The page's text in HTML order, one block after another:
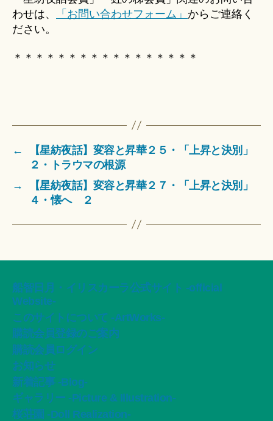
わせは、
「お問い合わせフォーム」 からご連絡く
ださい。
＊＊＊＊＊＊＊＊＊＊＊＊＊＊＊＊＊
←
【星紡夜話】変容と昇華２５・「上昇と決別」
２・トラウマの根源
→
【星紡夜話】変容と昇華２７・「上昇と決別」
４・懐へ ２
船智日月・イリスカーラ公式サイト -official
Website-
このサイトについて -ArtWorks-
購読会員登録のご案内
購読会員ログイン
お知らせ
新着記事 -Blog-
ギャラリー -Picture & Illustration-
桜荘園 -Doll Realization-